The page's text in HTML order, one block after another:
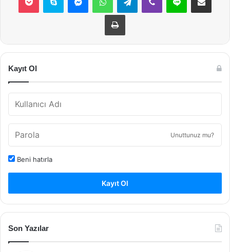
Yazdır
Kayıt Ol
Unuttunuz mu?
Beni hatırla
Kayıt Ol
Son Yazılar